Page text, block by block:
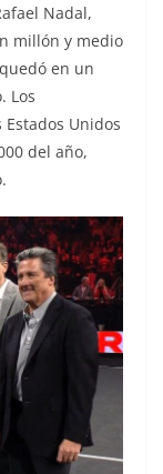
Nadal,
millón y medio
en un
Los
Unidos
del año,